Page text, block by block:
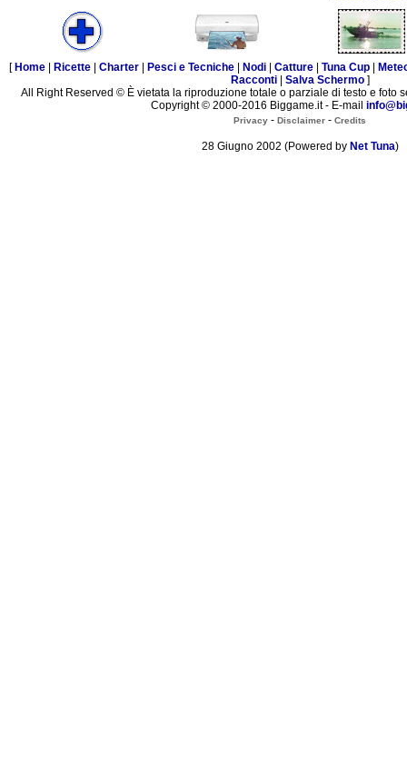
[ Home Ricette Charter Pesci e Tecniche Nodi Catture Tuna Cup
Racconti| Salva Schermo]
All Right Reserved © È vietata la riproduzione totale o parziale di testo e foto
Copyright © 2000-2016 Biggame.it - E-mail
Privacy - Disclaimer - Credits
28 Giugno 2002 (Powered by Net Tuna)